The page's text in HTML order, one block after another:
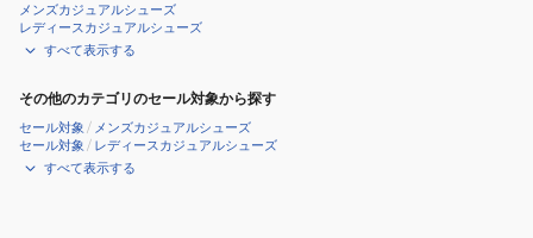
メンズカジュアルシューズ
レディースカジュアルシューズ
すべて表示する
その他のカテゴリのセール対象から探す
セール対象 / メンズカジュアルシューズ
セール対象 / レディースカジュアルシューズ
すべて表示する